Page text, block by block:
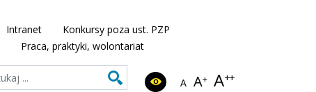
Intranet
Konkursy poza ust. PZP
Praca, praktyki, wolontariat
A A+ A++